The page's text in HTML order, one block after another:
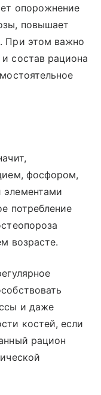
опорожнение
повышает
При этом важно
состав рациона
фосфором,
потребление
возрасте.
и даже
костей, если
рацион